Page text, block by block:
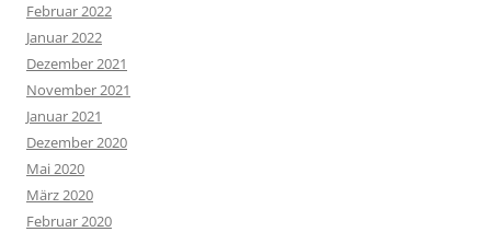
Februar 2022
Januar 2022
Dezember 2021
November 2021
Januar 2021
Dezember 2020
Mai 2020
März 2020
Februar 2020